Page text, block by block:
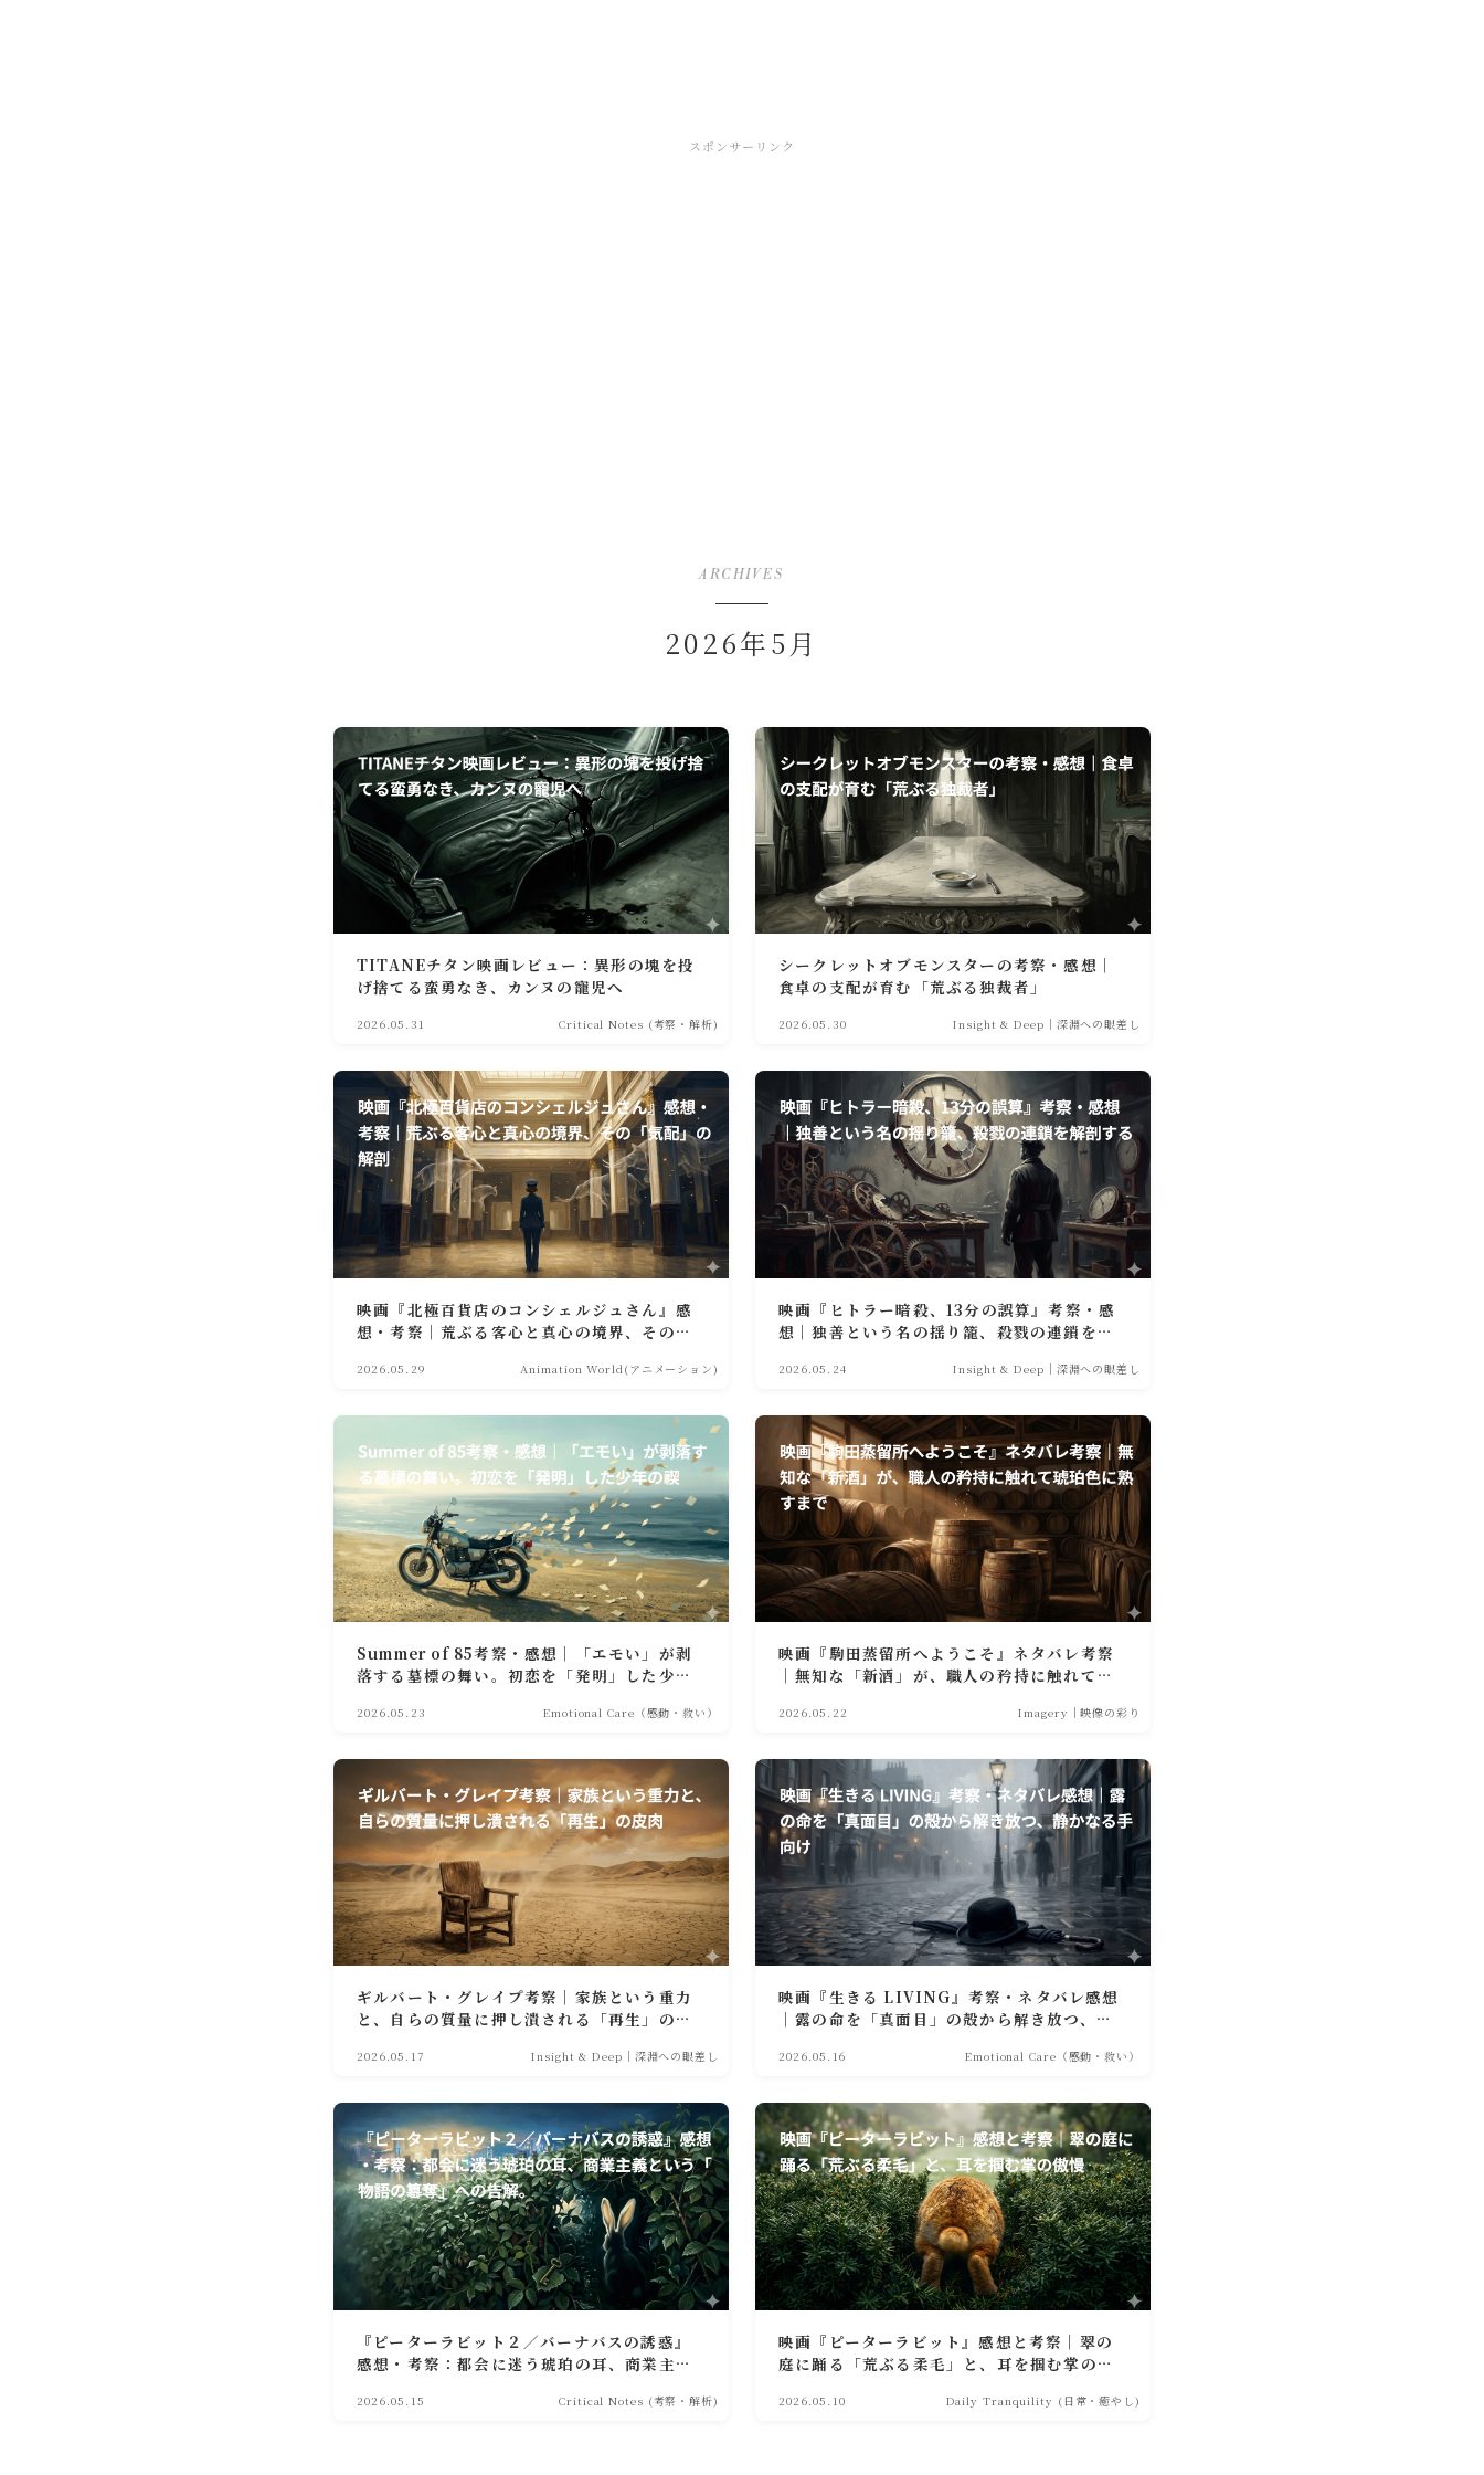
スポンサーリンク
ARCHIVES
2026年5月
TITANEチタン映画レビュー：異形の塊を投
げ捨てる蛮勇なき、カンヌの寵児へ
2026.05.31 Critical Notes (考察・解析)
シークレットオブモンスターの考察・感想｜
食卓の支配が育む「荒ぶる独裁者」
2026.05.30 Insight & Deep｜深淵への眼差し
映画『北極百貨店のコンシェルジュさん』感
想・考察｜荒ぶる客心と真心の境界、その
2026.05.29 Animation World(アニメーション)
映画『ヒトラー暗殺、13分の誤算』考察・感
想｜独善という名の揺り籠、殺戮の連鎖を解
2026.05.24 Insight & Deep｜深淵への眼差し
Summer of 85考察・感想｜「エモい」が剥
落する墓標の舞い。初恋を「発明」した少年
2026.05.23 Emotional Care（感動・救い）
映画『駒田蒸留所へようこそ』ネタバレ考察
｜無知な「新酒」が、職人の矜持に触れて琥
2026.05.22 Imagery｜映像の彩り
ギルバート・グレイプ考察｜家族という重力
と、自らの質量に押し潰される「再生」の皮
2026.05.17 Insight & Deep｜深淵への眼差し
映画『生きる LIVING』考察・ネタバレ感想
｜露の命を「真面目」の殻から解き放つ、静
2026.05.16 Emotional Care（感動・救い）
『ピーターラビット２／バーナバスの誘惑』
感想・考察：都会に迷う琥珀の耳、商業主義
2026.05.15 Critical Notes (考察・解析)
映画『ピーターラビット』感想と考察｜翠の
庭に踊る「荒ぶる柔毛」と、耳を掴む掌の傲
2026.05.10 Daily Tranquility (日常・癒やし)